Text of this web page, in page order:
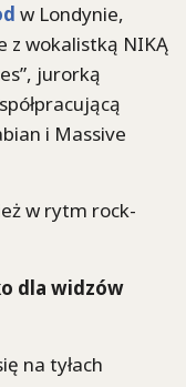
w Londynie,
z wokalistką NIKĄ
jurorką
i Massive
w rytm rock-
dla widzów
na tyłach